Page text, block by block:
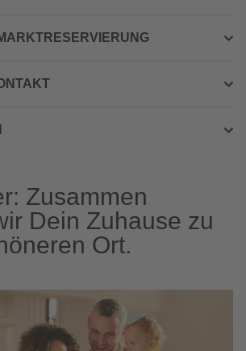
Zusammen
Dein Zuhause zu
Ort.